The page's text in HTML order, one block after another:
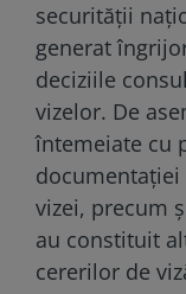
securității
generat
deciziile
vizelor. De
întemeiate cu
documentației
vizei, precum
au constituit
cererilor de